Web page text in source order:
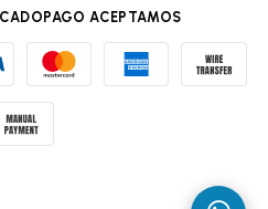
ACEPTAMOS